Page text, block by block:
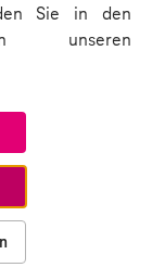
Sie in den
unseren